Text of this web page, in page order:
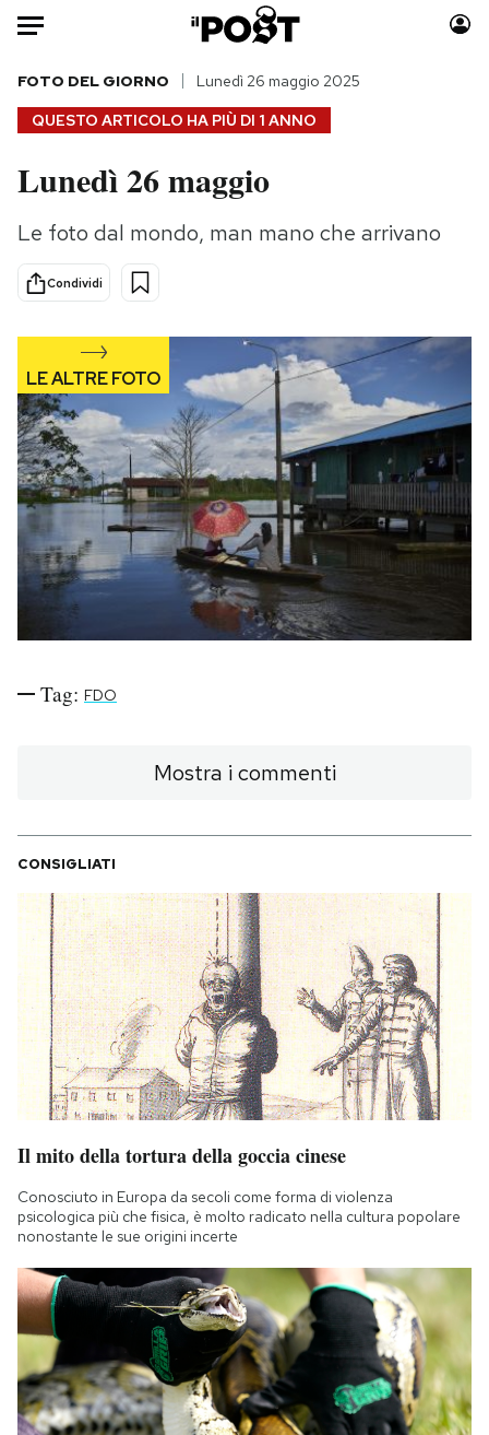
Auto
HOME
Italia
Politica
Tecnologia
Scienza
Cultura
Sport
Consumismi
Media
Europa
Altrecose
Mondiali calcio 2026
PODCAST
NEWSLETTER
AREA PERSONALE
Area Personale
Newsletter
Notifiche mobile
Regala il Post
Hai bisogno di aiuto?
Esci
QUESTO ARTICOLO HA PIÙ DI 1 ANNO
FOTO DEL GIORNO Lunedì 26 maggio 2025
Lunedì 26 maggio
Le foto dal mondo, man mano che arrivano
Condividi
Tag: FDO
Mostra i commenti
CONSIGLIATI
Il mito della tortura della goccia cinese
Conosciuto in Europa da secoli come forma di violenza
psicologica più che fisica, è molto radicato nella cultura popolare
nonostante le sue origini incerte